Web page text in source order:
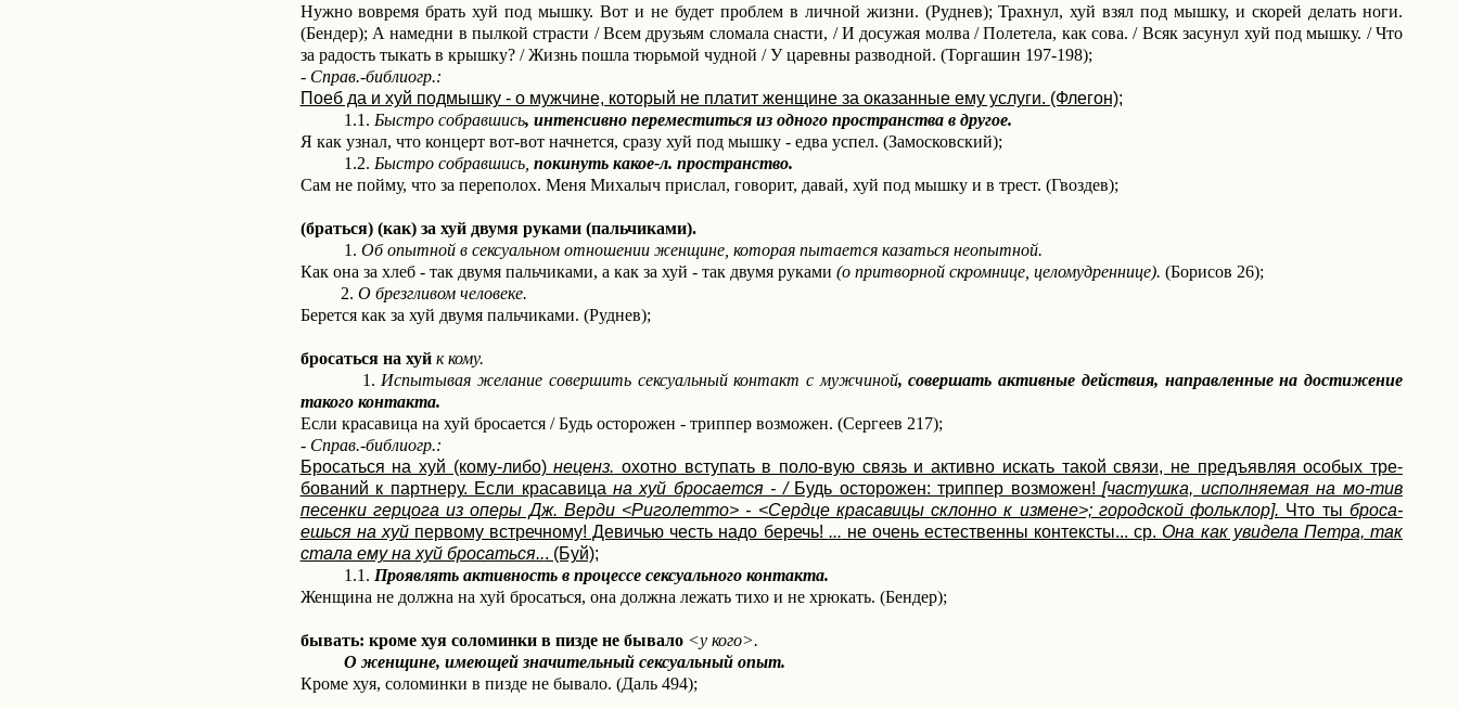
Нужно вовремя брать хуй под мышку. Вот и не будет проблем в личной жизни. (Руднев); Трахнул, хуй взял под мышку, и скорей делать ноги.
(Бендер); А намедни в пылкой страсти / Всем друзьям сломала снасти, / И досужая молва / Полетела, как сова. / Всяк засунул хуй под мышку. / Что
за радость тыкать в крышку? / Жизнь пошла тюрьмой чудной / У царевны разводной. (Торгашин 197-198);
- Справ.-библиогр.:
Поеб да и хуй подмышку - о мужчине, который не платит женщине за оказанные ему услуги. (Флегон);
1.1. Быстро собравшись, интенсивно переместиться из одного пространства в другое.
Я как узнал, что концерт вот-вот начнется, сразу хуй под мышку - едва успел. (Замосковский);
1.2. Быстро собравшись, покинуть какое-л. пространство.
Сам не пойму, что за переполох. Меня Михалыч прислал, говорит, давай, хуй под мышку и в трест. (Гвоздев);
(браться) (как) за хуй двумя руками (пальчиками).
1. Об опытной в сексуальном отношении женщине, которая пытается казаться неопытной.
Как она за хлеб - так двумя пальчиками, а как за хуй - так двумя руками (о притворной скромнице, целомудреннице). (Борисов 26);
2.О брезгливом человеке.
Берется как за хуй двумя пальчиками. (Руднев);
бросаться на хуй к кому.
1. Испытывая желание совершить сексуальный контакт с мужчиной, совершать активные действия, направленные на достижение
такого контакта.
Если красавица на хуй бросается / Будь осторожен - триппер возможен. (Сергеев 217);
- Справ.-библиогр.:
Бросаться на хуй (кому-либо)неценз. охотно вступать в поло-вую связь и активно искать такой связи, не предъявляя особых тре-
бований к партнеру. Если красавица на хуй бросается - /Будь осторожен: триппер возможен![частушка, исполняемая на мо-тив
песенки герцога из оперы Дж. Верди <Риголетто> - <Сердце красавицы склонно к измене>; городской фольклор]. Что ты броса-
ешься на хуйпервому встречному! Девичью честь надо беречь! ... не очень естественны контексты... ср.Она как увидела Петра, так
стала ему на хуй бросаться... (Буй);
1.1. Проявлять активность в процессе сексуального контакта.
Женщина не должна на хуй бросаться, она должна лежать тихо и не хрюкать. (Бендер);
бывать: кроме хуя соломинки в пизде не бывало <у кого>.
О женщине, имеющей значительный сексуальный опыт.
Кроме хуя, соломинки в пизде не бывало. (Даль 494);